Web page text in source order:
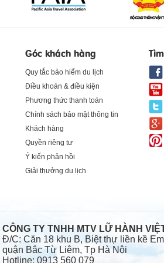
Góc khách hàng
Quy tắc bảo hiểm du lịch
Điều khoản & điều kiện
Phương thức thanh toán
Chính sách bảo mật thông tin
Khách hàng
Quyền riêng tư
Ý kiến phản hồi
Giải thưởng du lịch
CÔNG TY TNHH MTV LỮ HÀNH
Đ/C: Căn 18 khu B, Biệt thự liền kề
quận Bắc Từ Liêm, Tp Hà Nội
Hotline: 0913 560 079